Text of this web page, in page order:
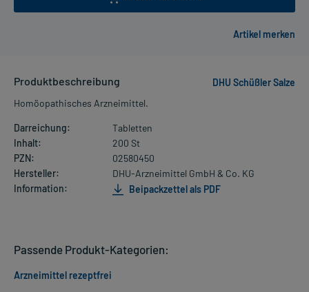
Produktbeschreibung
DHU Schüßler Salze
Homöopathisches Arzneimittel.
Darreichung:
Tabletten
Inhalt:
200 St
PZN:
02580450
Hersteller:
DHU-Arzneimittel GmbH & Co. KG
Information:
Beipackzettel als PDF
Passende Produkt-Kategorien:
Arzneimittel rezeptfrei